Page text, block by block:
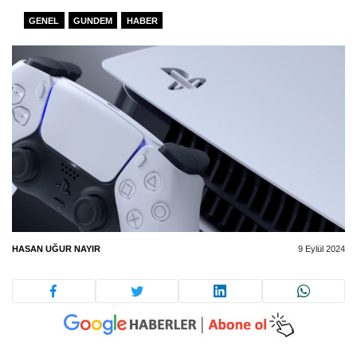
GENEL GUNDEM HABER
HASAN UĞUR NAYIR 9 Eylül 2024